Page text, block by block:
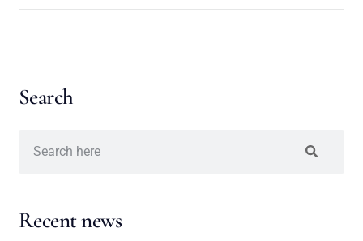
Search
Recent news